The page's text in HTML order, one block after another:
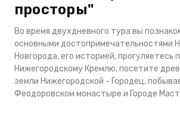
просторы"
Во время двухдневного тура вы
основными достопримечательностями
Новгорода, его историей, прогуляетесь
Нижегородскому Кремлю, посетите
земли Нижегородской - Городец,
Феодоровском монастыре и Городе